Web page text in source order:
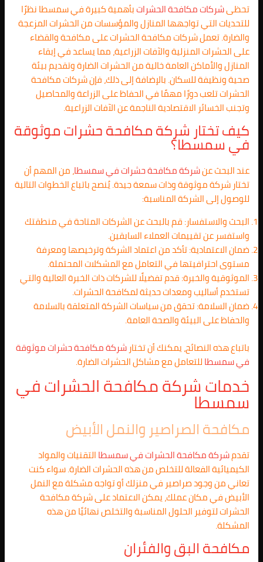
تحظىشركات مكافحة الحشراتبأهمية كبيرة في سمسطا نظرًا
للتحديات التي تواجهها المنازل والمؤسسات من الحشرات المزعجة
والضارة. تعمل شركات مكافحة الحشرات على مكافحة والقضاء
على الحشرات المنزلية والآفات الزراعية، مما يساعد في إبقاء
المنازل والأماكن العامة خالية من الحشرات الضارة وتقديم بيئة
صحية ونظيفة للسكان. بالإضافة إلى ذلك، فإن شركات مكافحة
الحشرات تلعب دورًا مهمًا في الحفاظ على الزراعة والمحاصيل
وتجنب الخسائر الاقتصادية الناجمة عن الآفات الزراعية.
كيف تختار شركة مكافحة حشرات موثوقة
في سمسطا؟
عند البحث عنشركة مكافحة حشرات فيسمسطا، من المهم أن
تختار شركة موثوقة وذات سمعة جيدة. يُنصح باتباع الخطوات التالية
للوصول إلى الشركة المناسبة:
البحث والاستفسار: قم بالبحث عن الشركات المتاحة في منطقتك
واستفسر عن تقييمات العملاء السابقين.
ضمان الاعتمادية: تأكد من اعتماد الشركة وترخيصها ومعرفة
مستوى احترافيتها في التعامل مع المشكلات المحتملة.
الموثوقية والخبرة: قدم تفضيلًا للشركات ذات الخبرة العالية والتي
تستخدم أساليب ومعدات حديثة لمكافحة الحشرات.
ضمان السلامة: تحقق من سياسات الشركة المتعلقة بالسلامة
والحفاظ على البيئة والصحة العامة.
باتباع هذه النصائح، يمكنك أن تختارشركة مكافحة حشرات موثوقة
في سمسطاللتعامل مع مشاكل الحشرات الضارة.
خدمات شركة مكافحة الحشرات في
سمسطا
مكافحة الصراصير والنمل الأبيض
تقدمشركة مكافحة الحشرات فيسمسطاالتقنيات والمواد
الكيميائية الفعالة للتخلص من هذه الحشرات الضارة. سواء كنت
تعاني من وجود صراصير في منزلك أو تواجه مشكلة مع النمل
الأبيض في مكان عملك، يمكن الاعتماد على شركة مكافحة
الحشرات لتوفير الحلول المناسبة والتخلص نهائيًا من هذه
المشكلة.
مكافحة البق والفئران